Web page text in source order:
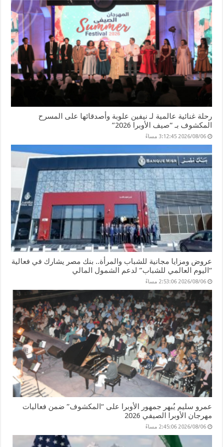
رحلة غنائية عالمية لـ نيفين علوبة وأصدقائها على المسرح
المكشوف بـ “صيف الأوبرا 2026”
2026/08/06 3:12:45 مساءً
عروض ومزايا مجانية للشباب والمرأة.. بنك مصر يشارك في فعالية
“اليوم العالمي للشباب” لدعم الشمول المالي
2026/08/06 2:53:06 مساءً
عمرو سليم يُبهر جمهور الأوبرا على “المكشوف” ضمن فعاليات
مهرجان الأوبرا الصيفي 2026
2026/08/06 2:45:06 مساءً